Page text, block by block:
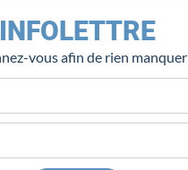
INFOLETTRE
vous afin de rien manquer